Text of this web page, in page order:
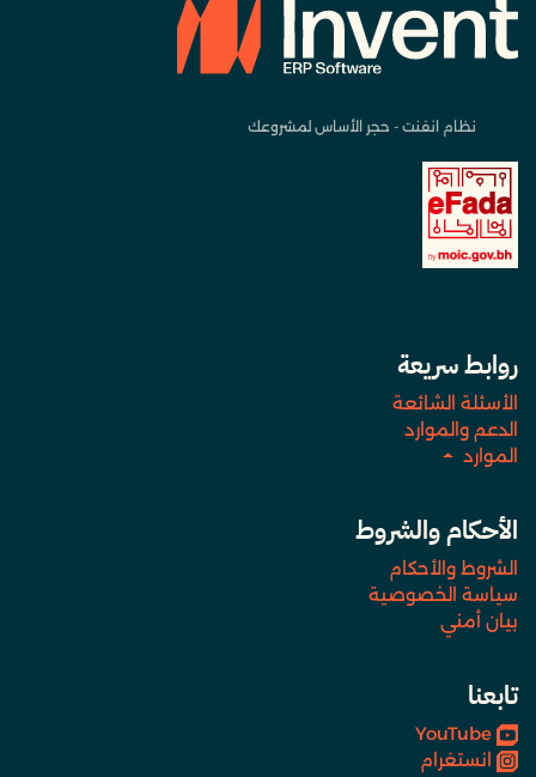
نظام انفنت - حجر الأساس لمشروعك
روابط سريعة
الأسئلة الشائعة
الدعم والموارد
الموارد
الأحكام والشروط
الشروط والأحكام
سياسة الخصوصية
بيان أمني
تابعنا
YouTube
انستغرام